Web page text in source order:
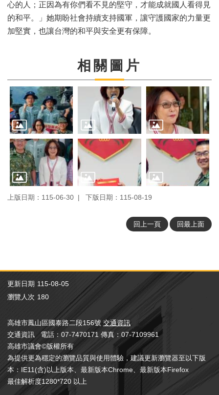
議
長
信
權
宣
告
資
訊
安
全
政
策
宣
告
訂
閱
心的人；正因為有你們看不見的堅守，才能成就國人看得見
的和平。」她期盼社會持續支持國軍，讓守護國家的力量更
加堅實，也讓台灣的和平與安全更有保障。
相關圖片
上版日期：115-06-30 下版日期：115-08-19
回上一頁 回最上面
更新日期 115-08-05
瀏覽人次 180
高雄市鳳山區國泰路二段156號 交通資訊
交通資訊 電話：07-7470171 傳真：07-7109961
高雄市議會©版權所有
為提供更為穩定的瀏覽品質與使用體驗，建議更新瀏覽器至以下版
本：IE11(含)以上版本、最新版本Chrome、最新版本Firefox
最佳解析度1280*720 以上